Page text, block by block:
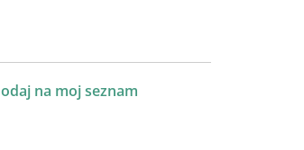
na moj seznam